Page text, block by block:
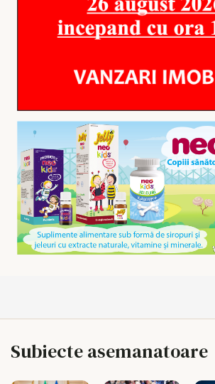
Subiecte asemanatoare